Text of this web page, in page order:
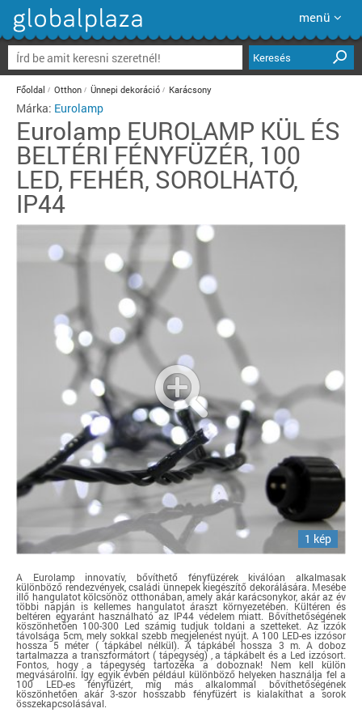
menü
Keresés
Főoldal Otthon Ünnepi dekoráció Karácsony
Márka: Eurolamp
Eurolamp EUROLAMP KÜL ÉS
BELTÉRI FÉNYFÜZÉR, 100
LED, FEHÉR, SOROLHATÓ,
IP44
1 kép
A Eurolamp innovatív, bővíthető fényfüzérek kiválóan alkalmasak
különböző rendezvények, családi ünnepek kiegészítő dekorálására. Mesébe
illő hangulatot kölcsönöz otthonában, amely akár karácsonykor, akár az év
többi napján is kellemes hangulatot áraszt környezetében. Kültéren és
beltéren egyaránt használható az IP44 védelem miatt. Bővíthetőségének
köszönhetően 100-300 Led számig tudjuk toldani a szetteket. Az izzók
távolsága 5cm, mely sokkal szebb megjelenést nyújt. A 100 LED-es izzósor
hossza 5 méter ( tápkábel nélkül). A tápkábel hossza 3 m. A doboz
tartalmazza a transzformátort ( tápegység) , a tápkábelt és a Led izzósort.
Fontos, hogy a tápegység tartozéka a doboznak! Nem kell külön
megvásárolni. Így egyik évben például különböző helyeken használja fel a
100 LED-es fényfüzért, míg más alkalommal bővíthetőségének
köszönhetően akár 3-szor hosszabb fényfüzért is kialakíthat a sorok
összekapcsolásával.